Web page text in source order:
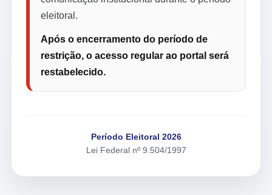
eleitoral.
Após o encerramento do período de
restrição, o acesso regular ao portal será
restabelecido.
Período Eleitoral 2026
Lei Federal nº 9.504/1997